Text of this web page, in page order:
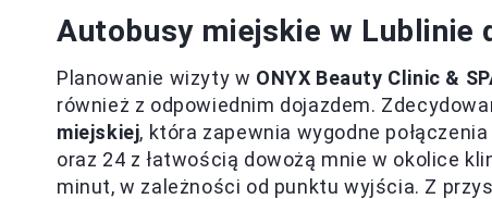
Autobusy miejskie w Lublinie
Planowanie wizyty w ONYX Beauty Clinic &
również z odpowiednim dojazdem.
miejskiej, która zapewnia wygodne
oraz 24 z łatwością dowożą mnie w okolice
minut, w zależności od punktu wyjścia. Z